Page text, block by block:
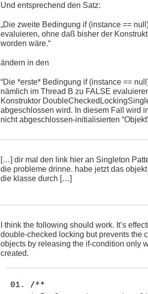
Und entsprechend den Satz:
„Die zweite Bedingung if (instance ==
evaluieren, ohne daß bisher der
worden wäre.“
ändern in den
“Die *erste* Bedingung if (instance ==
nämlich im Thread B zu FALSE
Konstruktor
abgeschlossen wird. In diesem Fall wird
nicht abgeschlossen-initialisierten
[…] dir mal den link hier an Singleton
die probleme drinne. habe jetzt das
die klasse durch […]
I think the following should work. It’s
double-checked locking but prevents the
objects by releasing the if-condition only
created.
/**